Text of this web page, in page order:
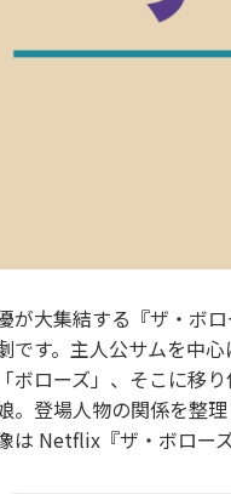
が大集結する『ザ・ボ
です。主人公サムを中
ボローズ」、そこに移
。登場人物の関係を整
は Netflix『ザ・ボロー